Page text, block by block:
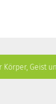
Geist